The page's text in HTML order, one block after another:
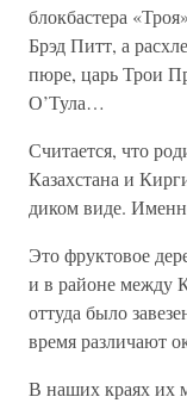
блокбастера
Брэд Питт, а
пюре, царь Трои
О’Тула…
Считается, что
Казахстана и
диком виде.
Это фруктовое
и в районе между
оттуда было
время различают
В наших краях их